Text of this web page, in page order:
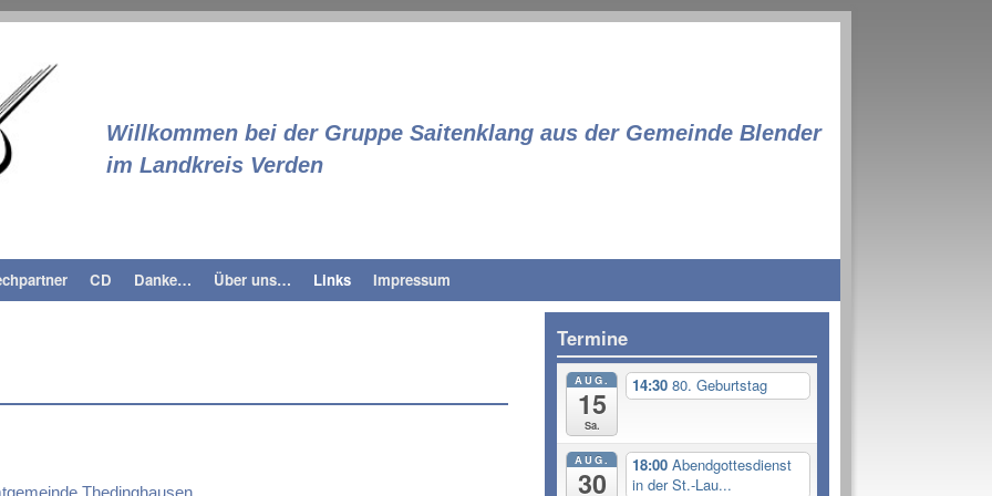
Willkommen bei der Gruppe Saitenklang aus der Gemeinde Blender
im Landkreis Verden
CD Danke… Über uns… Links Impressum
Termine
AUG.
15
Sa.
14:3080. Geburtstag
AUG.
30
18:00Abendgottesdienst
in der St.-Lau...